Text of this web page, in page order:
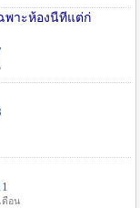
พาะห้องนี้ที่แต่ก่
ดือน